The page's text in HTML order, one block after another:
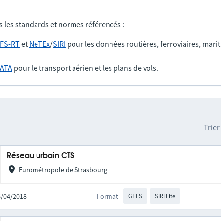
les standards et normes référencés :
RTet NeTEx/SIRI pour les données routières, ferroviaires,
pour le transport aérien et les plans de vols.
Trier
Réseau urbain CTS
Eurométropole de Strasbourg
04/2018 Format GTFS SIRI Lite